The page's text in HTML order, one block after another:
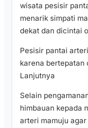
wisata pesisir
menarik simpati
dekat dan dicintai
Pesisir pantai
karena bertepatan
Lanjutnya
Selain
himbauan kepada
arteri mamuju